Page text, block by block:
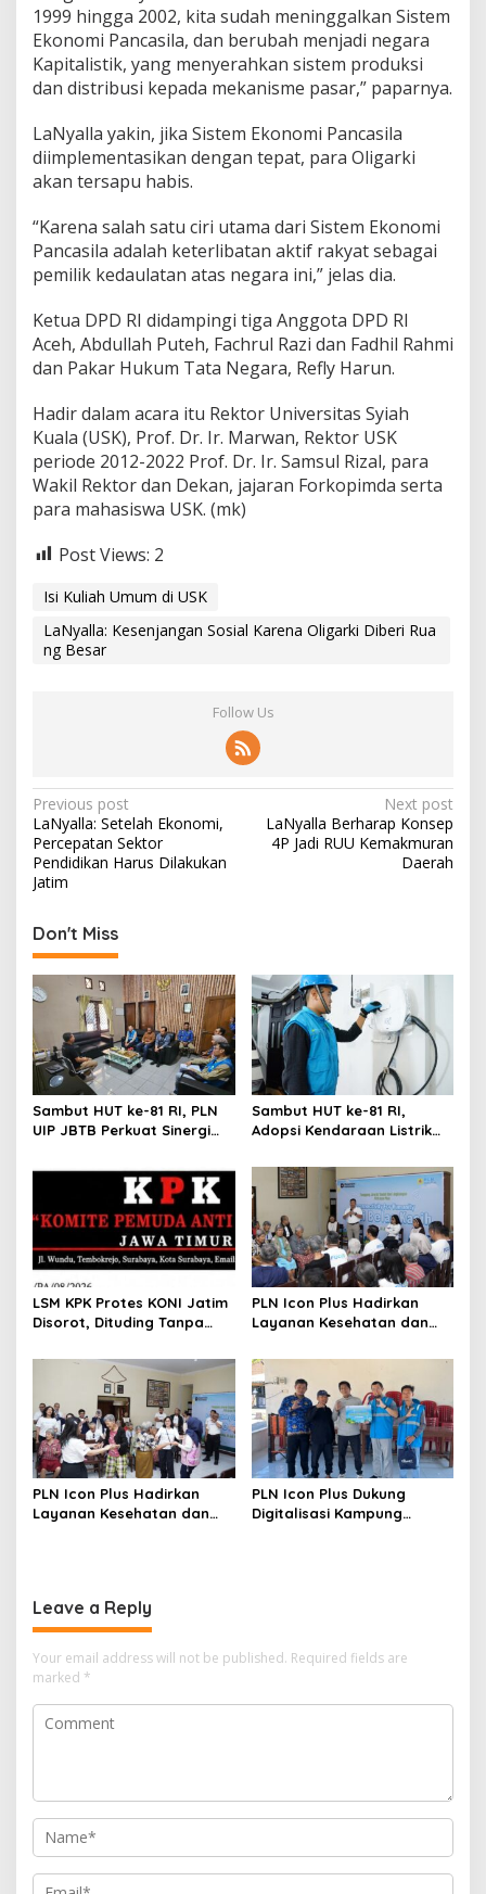
1999 hingga 2002, kita sudah meninggalkan Sistem
Ekonomi Pancasila, dan berubah menjadi negara
Kapitalistik, yang menyerahkan sistem produksi
dan distribusi kepada mekanisme pasar,” paparnya.
LaNyalla yakin, jika Sistem Ekonomi Pancasila
diimplementasikan dengan tepat, para Oligarki
akan tersapu habis.
“Karena salah satu ciri utama dari Sistem Ekonomi
Pancasila adalah keterlibatan aktif rakyat sebagai
pemilik kedaulatan atas negara ini,” jelas dia.
Ketua DPD RI didampingi tiga Anggota DPD RI
Aceh, Abdullah Puteh, Fachrul Razi dan Fadhil Rahmi
dan Pakar Hukum Tata Negara, Refly Harun.
Hadir dalam acara itu Rektor Universitas Syiah
Kuala (USK), Prof. Dr. Ir. Marwan, Rektor USK
periode 2012-2022 Prof. Dr. Ir. Samsul Rizal, para
Wakil Rektor dan Dekan, jajaran Forkopimda serta
para mahasiswa USK. (mk)
Post Views: 2
Isi Kuliah Umum di USK
LaNyalla: Kesenjangan Sosial Karena Oligarki Diberi Rua
ng Besar
Follow Us
P
o
s
t
n
a
v
i
g
a
t
i
o
n
Previous post
LaNyalla: Setelah Ekonomi,
Percepatan Sektor
Pendidikan Harus Dilakukan
Jatim
Next post
LaNyalla Berharap Konsep
4P Jadi RUU Kemakmuran
Daerah
Don't Miss
Sambut HUT ke-81 RI, PLN
UIP JBTB Perkuat Sinergi
Nasional Baluran
Sambut HUT ke-81 RI,
Adopsi Kendaraan Listrik
Baru Gunakan Home
Charging Services PLN
LSM KPK Protes KONI Jatim
Disorot, Dituding Tanpa
PLN Icon Plus Hadirkan
Layanan Kesehatan dan
di Rumah Belas Kasih
PLN Icon Plus Hadirkan
Layanan Kesehatan dan
PLN Icon Plus Dukung
Digitalisasi Kampung
Leave a Reply
Your email address will not be published. Required fields are
marked *